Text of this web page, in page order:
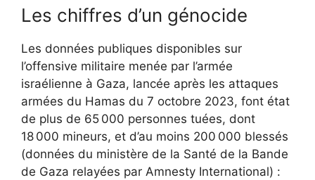
Les chiffres d’un génocide
Les données publiques disponibles sur
l’offensive militaire menée par l’armée
israélienne à Gaza, lancée après les attaques
armées du Hamas du 7 octobre 2023, font état
de plus de 65 000 personnes tuées, dont
18 000 mineurs, et d’au moins 200 000 blessés
(données du ministère de la Santé de la Bande
de Gaza relayées par Amnesty International) :